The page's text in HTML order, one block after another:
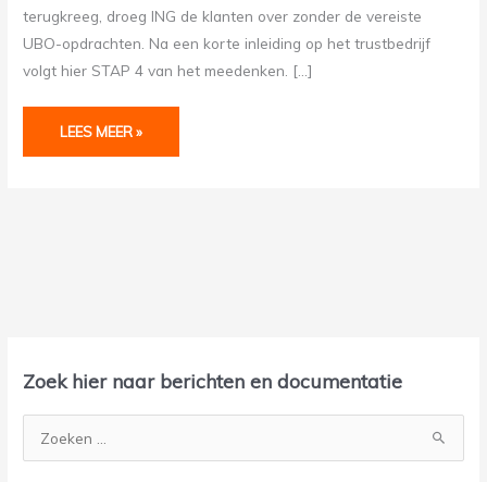
terugkreeg, droeg ING de klanten over zonder de vereiste
UBO-opdrachten. Na een korte inleiding op het trustbedrijf
volgt hier STAP 4 van het meedenken. […]
LEES MEER »
Zoek hier naar berichten en documentatie
r
i